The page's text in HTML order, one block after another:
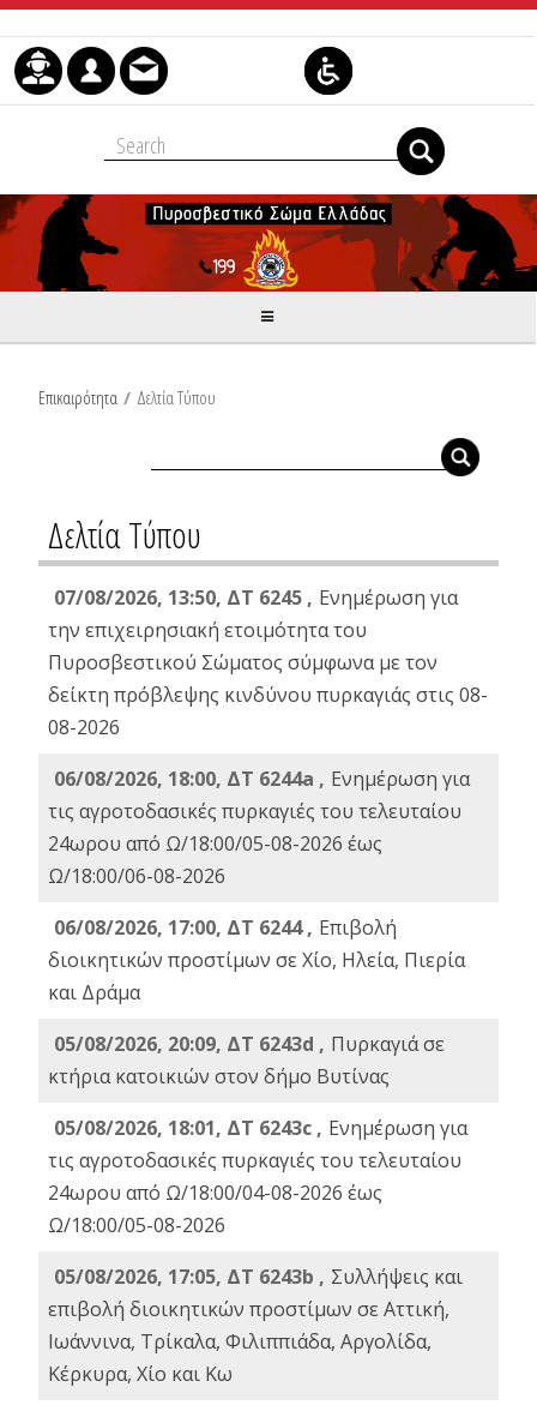
Skip to Content
Επικαιρότητα / Δελτία Τύπου
Δελτία Τύπου
07/08/2026, 13:50, ΔΤ 6245 , Ενημέρωση για
την επιχειρησιακή ετοιμότητα του
Πυροσβεστικού Σώματος σύμφωνα με τον
δείκτη πρόβλεψης κινδύνου πυρκαγιάς στις 08-
08-2026
06/08/2026, 18:00, ΔΤ 6244a , Ενημέρωση για
τις αγροτοδασικές πυρκαγιές του τελευταίου
24ωρου από Ω/18:00/05-08-2026 έως
Ω/18:00/06-08-2026
06/08/2026, 17:00, ΔΤ 6244 , Επιβολή
διοικητικών προστίμων σε Χίο, Ηλεία, Πιερία
και Δράμα
05/08/2026, 20:09, ΔΤ 6243d , Πυρκαγιά σε
κτήρια κατοικιών στον δήμο Βυτίνας
05/08/2026, 18:01, ΔΤ 6243c , Ενημέρωση για
τις αγροτοδασικές πυρκαγιές του τελευταίου
24ωρου από Ω/18:00/04-08-2026 έως
Ω/18:00/05-08-2026
05/08/2026, 17:05, ΔΤ 6243b , Συλλήψεις και
επιβολή διοικητικών προστίμων σε Αττική,
Ιωάννινα, Τρίκαλα, Φιλιππιάδα, Αργολίδα,
Κέρκυρα, Χίο και Κω